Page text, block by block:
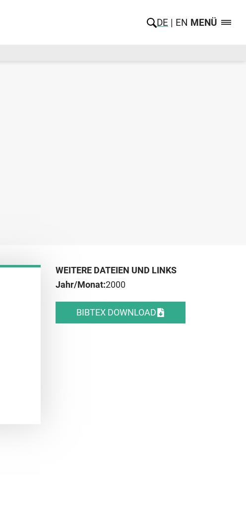
DE EN MENÜ
WEITERE DATEIEN UND LINKS
Jahr/Monat:2000
BIBTEX DOWNLOAD